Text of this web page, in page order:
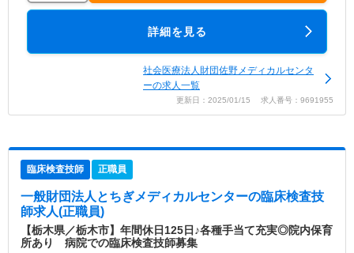
詳細を見る
社会医療法人財団佐野メディカルセンタ
ーの求人一覧
更新日：2025/01/15 求人番号：9691955
臨床検査技師 正職員
一般財団法人とちぎメディカルセンターの臨床検査技
師求人(正職員)
【栃木県／栃木市】年間休日125日♪各種手当て充実◎院内保育
所あり 病院での臨床検査技師募集